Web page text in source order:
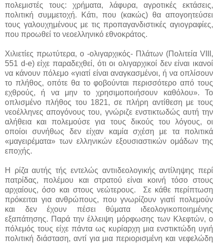
πολεμιστές τους: χρήματα, λάφυρα, αγροτικές εκτάσεις,
πολιτική συμμετοχή. Κάτι, που (κακώς) θα απογοητεύσει
τους γαλουχημένους με τις προπαγανδιστικές αγιογραφίες,
που προωθεί το νεοελληνικό εθνοκράτος.
Χιλιετίες πρωτύτερα, ο -ολιγαρχικός- Πλάτων (Πολιτεία VIII,
551 d-e) είχε παραδεχθεί, ότι οι ολιγαρχικοί δεν είναι ικανοί
να κάνουν πόλεμο «γιατί είναι αναγκασμένοι, ή να οπλίσουν
το πλήθος, οπότε θα το φοβούνται περισσότερο από τους
εχθρούς, ή να μην το χρησιμοποιήσουν καθόλου». Το
οπλισμένο πλήθος του 1821, σε πλήρη αντίθεση με τους
νεοέλληνες απογόνους του, γνώριζε ενστικτωδώς αυτή την
αλήθεια και πολεμούσε για τους δικούς του λόγους, οι
οποίοι συνήθως δεν είχαν καμία σχέση με τα πολιτικά
«μαγειρέματα» των ελληνικών εξουσιαστικών ομάδων της
εποχής.
Η ρίζα αυτής τής εντελώς αντιιδεολογικής αντίληψης περί
πατρίδας, πολέμου και στρατού είναι κοινή τόσο στους
αρχαίους, όσο και στους νεώτερους. Σε κάθε περίπτωση
πρόκειται για ανθρώπους, που γνωρίζουν γιατί πολεμούν
και δεν έχουν πέσει θύματα ιδεολογικοποιημένης
εξαπάτησης. Παρά την έλλειψη μόρφωσης των Κλεφτών, ο
πόλεμός τους είχε πάντα ως κυρίαρχη μια ενστικτώδη υγιή
πολιτική διάσταση, αντί για μια περιορισμένη και νεφελώδη